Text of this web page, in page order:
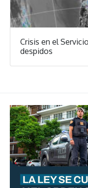
Crisis en el
despidos